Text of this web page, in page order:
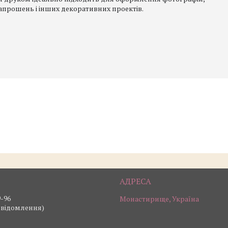
і інших декоративних проектів.
96
Монастирище, Україна